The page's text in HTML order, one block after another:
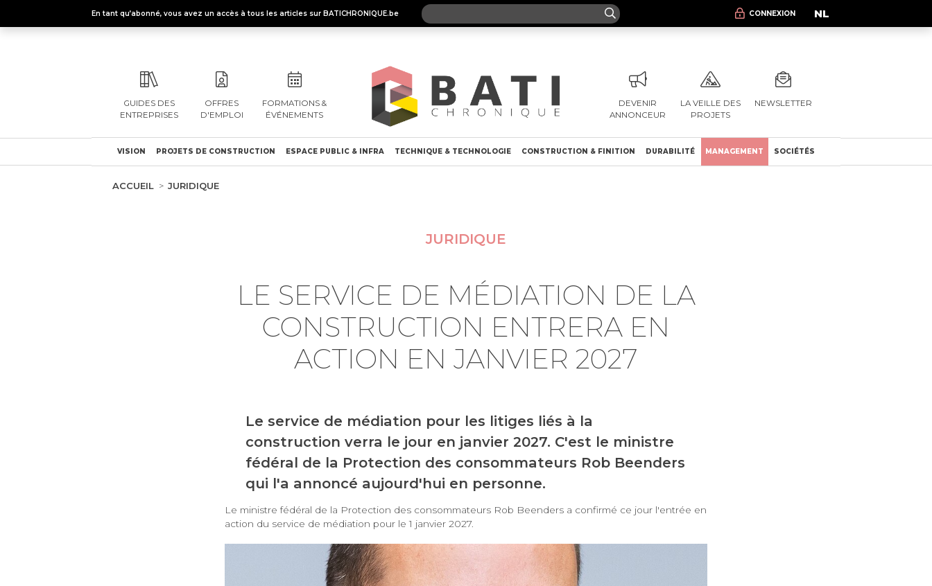
En tant qu’abonné, vous avez un accès à tous les articles sur BATICHRONIQUE.be CONNEXION NL
GUIDES DES
ENTREPRISES
OFFRES
D'EMPLOI
FORMATIONS &
ÉVÉNEMENTS
DEVENIR
ANNONCEUR
LA VEILLE DES
PROJETS
NEWSLETTER
VISION PROJETS DE CONSTRUCTION ESPACE PUBLIC & INFRA TECHNIQUE & TECHNOLOGIE CONSTRUCTION & FINITION DURABILITÉ MANAGEMENT SOCIÉTÉS
ACCUEIL JURIDIQUE
JURIDIQUE
LE SERVICE DE MÉDIATION DE LA
CONSTRUCTION ENTRERA EN
ACTION EN JANVIER 2027
Le service de médiation pour les litiges liés à la
construction verra le jour en janvier 2027. C'est le ministre
fédéral de la Protection des consommateurs Rob Beenders
qui l'a annoncé aujourd'hui en personne.
Le ministre fédéral de la Protection des consommateurs Rob Beenders a confirmé ce jour l'entrée en
action du service de médiation pour le 1 janvier 2027.